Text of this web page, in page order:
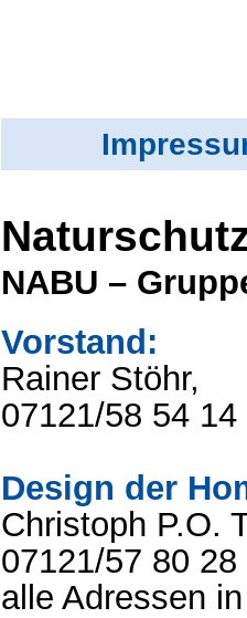
NABU –
Vorstand:
Rainer
07121/58 54
Design der
Christoph
07121/57 80
alle Adressen